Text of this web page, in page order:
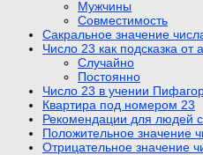
Мужчины
Совместимость
Сакральное значение
Число 23 как подсказка от
Случайно
Постоянно
Число 23 в учении
Квартира под номером 23
Рекомендации для людей
Положительное значение
Отрицательное значение